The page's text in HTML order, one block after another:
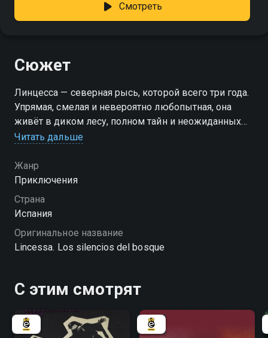
Смотреть
Сюжет
Линцесса — северная рысь, которой всего три года.
Упрямая, смелая и невероятно любопытная, она
живёт в диком лесу, полном тайн и неожиданных
встреч. Вместе с братом она делает первые шаги в
опасности и понимать, как устроен мир зверей.
Линцесса сама расскажет о своих открытиях,
шалостях и дерзких поступках — ведь у этой
малышки по-настоящему хищный характер.
хорошем качестве.
Читать дальше
Жанр
Приключения
Страна
Испания
Оригинальное название
Lincessa. Los silencios del bosque
С этим смотрят